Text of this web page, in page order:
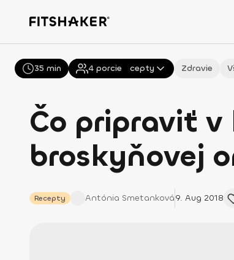
Všetky Recepty Zdravie
Čo pripraviť
broskyňovej
Recepty Antónia Smetanková9. Aug 2018
35 min 4 porcie